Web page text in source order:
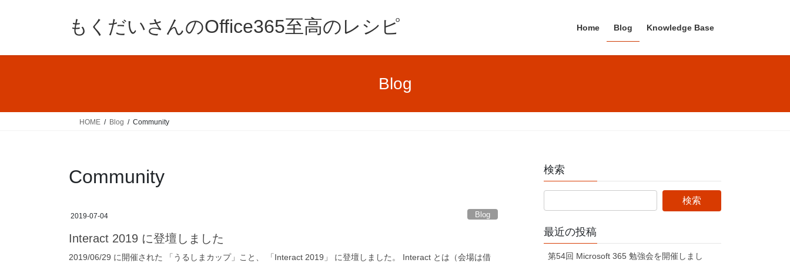
もくだいさんのOffice365至高のレシピ Home Blog Knowledge Base
Blog
HOME Blog Community
Community
2019-07-04 Blog
Interact 2019 に登壇しました
2019/06/29 に開催された 「うるしまカップ」こと、 「Interact 2019」 に登壇しました。 Interact とは（会場は借
検索
最近の投稿
第54回 Microsoft 365 勉強会を開催しまし